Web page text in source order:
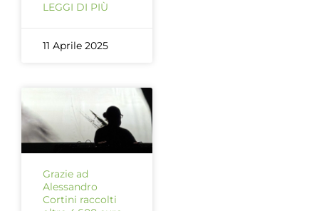
LEGGI DI PIÙ
11 Aprile 2025
Grazie ad
Alessandro
Cortini raccolti